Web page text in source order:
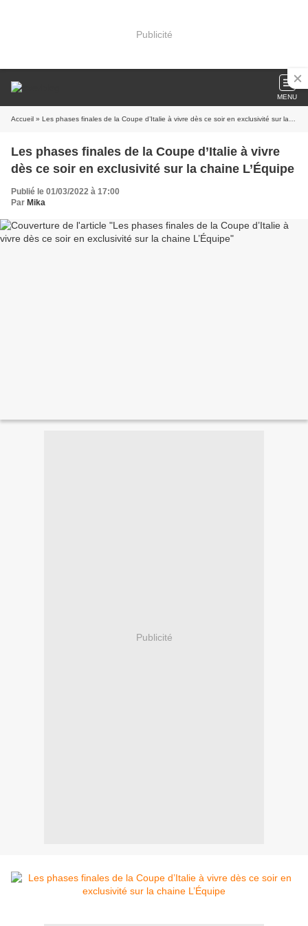
Publicité
MENU
Accueil » Les phases finales de la Coupe d’Italie à vivre dès ce soir en exclusivité sur la chaine L’Équipe
Les phases finales de la Coupe d’Italie à vivre
dès ce soir en exclusivité sur la chaine L’Équipe
Publié le 01/03/2022 à 17:00
Par Mika
Publicité